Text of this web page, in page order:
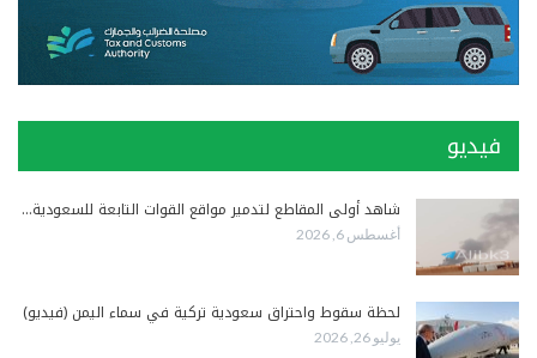
فيديو
شاهد أولى المقاطع لتدمير مواقع القوات التابعة للسعودية…
أغسطس 6, 2026
لحظة سقوط واحتراق سعودية تركية في سماء اليمن (فيديو)
يوليو 26, 2026